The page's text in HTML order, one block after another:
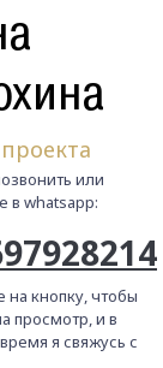
или
в whatsapp:
кнопку, чтобы
просмотр, и в
я свяжусь с